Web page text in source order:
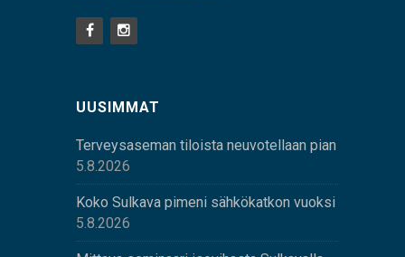
UUSIMMAT
Terveysaseman tiloista neuvotellaan pian
5.8.2026
Koko Sulkava pimeni sähkökatkon vuoksi
5.8.2026